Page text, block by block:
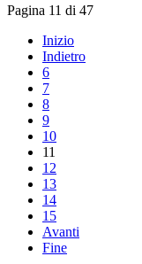
Pagina 11 di 47
Inizio
Indietro
6
7
8
9
10
11
12
13
14
15
Avanti
Fine